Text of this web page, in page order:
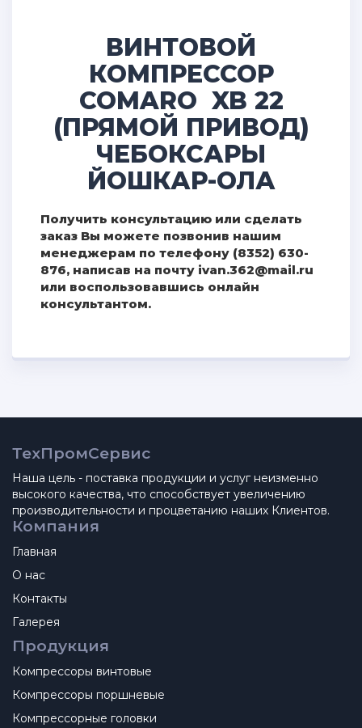
ВИНТОВОЙ
КОМПРЕССОР
COMARO XB 22
(ПРЯМОЙ ПРИВОД)
ЧЕБОКСАРЫ
ЙОШКАР-ОЛА
Получить консультацию или сделать
заказ Вы можете позвонив нашим
менеджерам по телефону (8352) 630-
876, написав на почту ivan.362@mail.ru
или воспользовавшись онлайн
консультантом.
ТехПромСервис
Наша цель - поставка продукции и услуг неизменно
высокого качества, что способствует увеличению
производительности и процветанию наших Клиентов.
Компания
Главная
О нас
Контакты
Галерея
Продукция
Компрессоры винтовые
Компрессоры поршневые
Компрессорные головки